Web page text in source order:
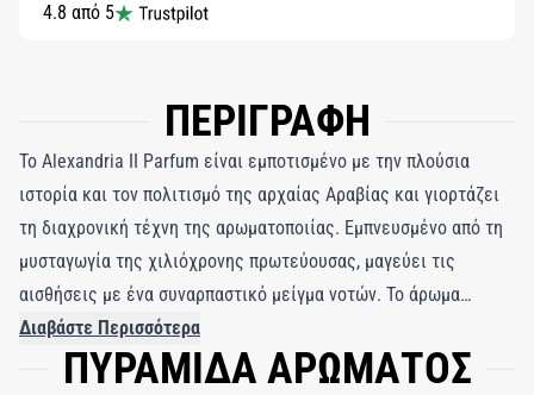
4.8 από 5
ΠΕΡΙΓΡΑΦΗ
Το Alexandria II Parfum είναι εμποτισμένο με την πλούσια
ιστορία και τον πολιτισμό της αρχαίας Αραβίας και γιορτάζει
τη διαχρονική τέχνη της αρωματοποιίας. Εμπνευσμένο από τη
μυσταγωγία της χιλιόχρονης πρωτεύουσας, μαγεύει τις
αισθήσεις με ένα συναρπαστικό μείγμα νοτών. Το άρωμα
ανοίγει με ένα κύμα φρουτώδους φρεσκάδας, όπου οι νύξεις
μήλου μπλέκονται με τη λεπτή λεβάντα και τα αρώματα
Διαβάστε Περισσότερα
ΠΥΡΑΜΙΔΑ ΑΡΩΜΑΤΟΣ